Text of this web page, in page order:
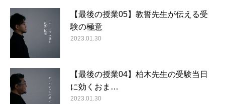
【最後の授業05】教誓先生が伝える受
験の極意
2023.01.30
【最後の授業04】柏木先生の受験当日
に効くおま…
2023.01.30